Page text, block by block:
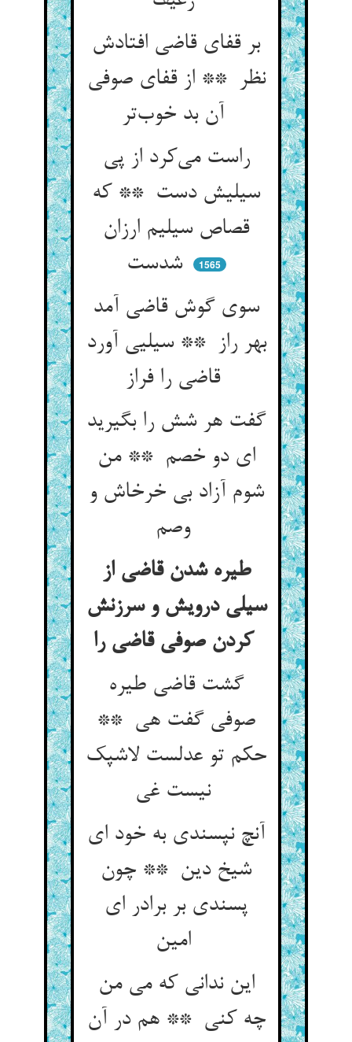
بر قفای قاضی افتادش
نظر ** از قفای صوفی
راست می‌کرد از پی
سیلیش دست ** که
قصاص سیلیم ارزان
شدست
1565
سوی گوش قاضی آمد
بهر راز ** سیلیی آورد
قاضی را فراز
گفت هر شش را بگیرید
ای دو خصم ** من
شوم آزاد بی خرخاش و
وصم
طیره شدن قاضی از
سیلی درویش و سرزنش
کردن صوفی قاضی را
گشت قاضی طیره
صوفی گفت هی **
حکم تو عدلست لاشپک
نیست غی
آنچ نپسندی به خود ای
شیخ دین ** چون
پسندی بر برادر ای
امین
این ندانی که می من
چه کنی ** هم در آن